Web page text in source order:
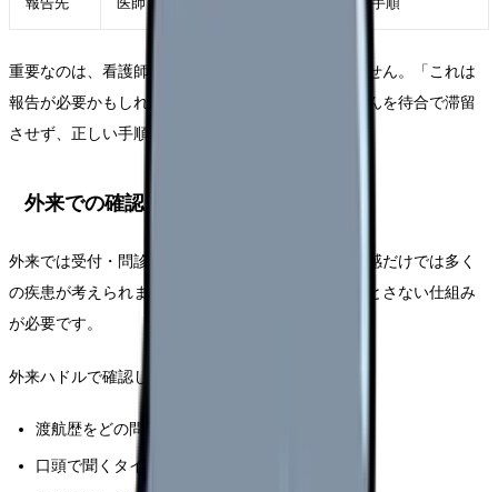
重要なのは、看護師が病名を決めることではありません。「これは
報告が必要かもしれない」と判断した時に、患者さんを待合で滞留
させず、正しい手順へつなぐことです。
外来での確認
外来では受付・問診の段階が重要です。発熱や倦怠感だけでは多く
の疾患が考えられます。そこで渡航歴や接触歴を落とさない仕組み
が必要です。
外来ハドルで確認したいことは次の通りです。
渡航歴をどの問診票で聞くか
口頭で聞くタイミングは誰が担当するか